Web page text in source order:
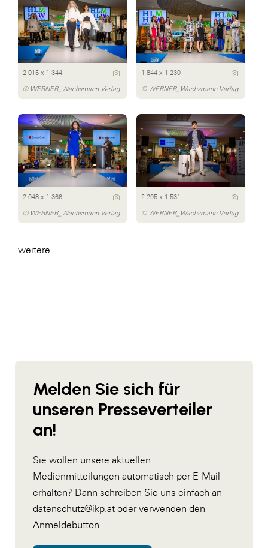
2 015 x 1 344
© WERNER_Wachsmann Verlag
1 844 x 1 230
© WERNER_Wachsmann Verlag
2 048 x 1 366
© WERNER_Wachsmann Verlag
2 295 x 1 531
© WERNER_Wachsmann Verlag
weitere ...
Melden Sie sich für
unseren Presseverteiler
an!
Sie wollen unsere aktuellen
Medienmitteilungen automatisch per E-Mail
erhalten? Dann schreiben Sie uns einfach an
datenschutz@ikp.at oder verwenden den
Anmeldebutton.